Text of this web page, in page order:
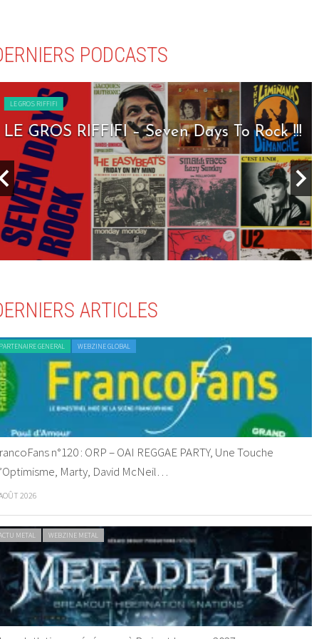
PODCASTS
LE GROS RIFFIFI
LE GROS RIFFIFI – Seven Days To Rock !!!
ARTICLES
GENERAL WEBZINE GLOBAL
n°120 : ORP – OAI REGGAE PARTY, Une Touche
Marty, David McNeil…
2026
METAL WEBZINE METAL